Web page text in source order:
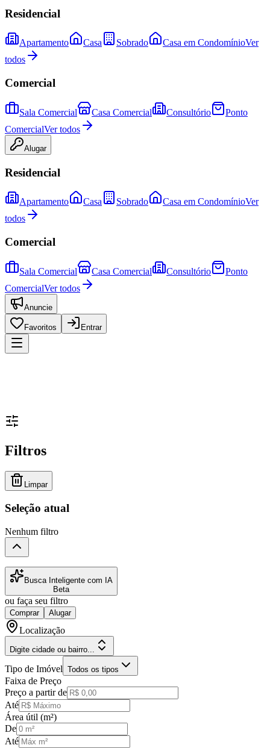
Residencial
Apartamento Casa Sobrado Casa em CondomínioVer
todos
Comercial
Sala Comercial Casa Comercial Consultório
Ponto
ComercialVer todos
Alugar
Residencial
Apartamento Casa Sobrado Casa em CondomínioVer
todos
Comercial
Sala Comercial Casa Comercial Consultório
Ponto
ComercialVer todos
Anuncie
Favoritos Entrar
Filtros
Limpar
Seleção atual
Nenhum filtro
Busca Inteligente com IA
Beta
ou faça seu filtro
Comprar Alugar
Localização
Digite cidade ou bairro...
Tipo de Imóvel Todos os tipos
Faixa de Preço
Preço a partir de
Até
Área útil (m²)
De
Até